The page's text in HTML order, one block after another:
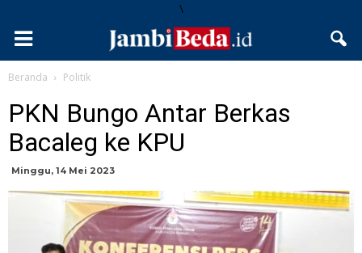
\
Beranda Politik
PKN Bungo Antar Berkas
Bacaleg ke KPU
Minggu, 14 Mei 2023